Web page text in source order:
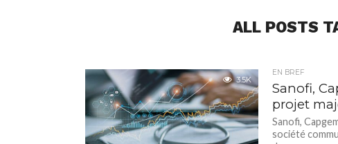
ALL POSTS
3.5K
EN BREF
Sanofi,
projet
Sanofi,
société